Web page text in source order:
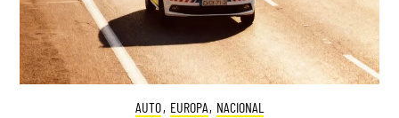
AUTO, EUROPA, NACIONAL